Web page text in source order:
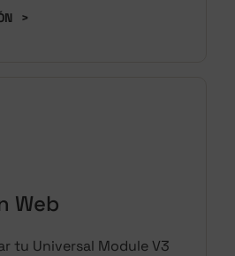
>
Web
tu Universal Module V3